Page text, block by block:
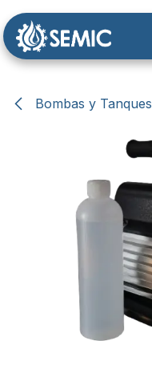
Ir al contenido
Bombas y Tanques